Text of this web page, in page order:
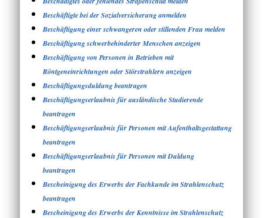
Beschäftigte bei der Sozialversicherung anmelden
Beschäftigung einer schwangeren oder stillenden Frau melden
Beschäftigung schwerbehinderter Menschen anzeigen
Beschäftigung von Personen in Betrieben mit
Röntgeneinrichtungen oder Störstrahlern anzeigen
Beschäftigungsduldung beantragen
Beschäftigungserlaubnis für ausländische Studierende
beantragen
Beschäftigungserlaubnis für Personen mit Aufenthaltsgestattung
beantragen
Beschäftigungserlaubnis für Personen mit Duldung
beantragen
Bescheinigung des Erwerbs der Fachkunde im Strahlenschutz
beantragen
Bescheinigung des Erwerbs der Kenntnisse im Strahlenschutz